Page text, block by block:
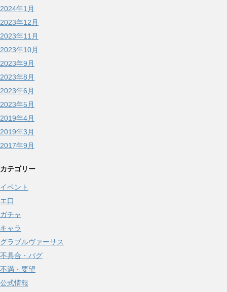
2024年1月
2023年12月
2023年11月
2023年10月
2023年9月
2023年8月
2023年6月
2023年5月
2019年4月
2019年3月
2017年9月
カテゴリー
イベント
エ口
ガチャ
キャラ
グラブルヴァーサス
不具合・バグ
不満・要望
公式情報